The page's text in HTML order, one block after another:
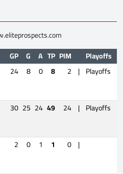
GP G A TP PIM Playoffs
24 8 0 8 2 | Playoffs
30 25 24 49 24 | Playoffs
2 0 1 1 0 |